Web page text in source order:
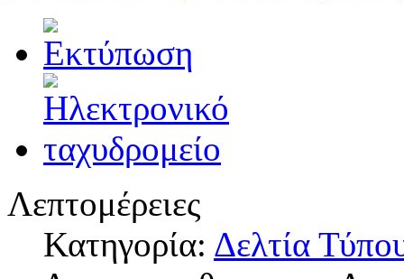
Λεπτομέρειες
Κατηγορία: Δελτία